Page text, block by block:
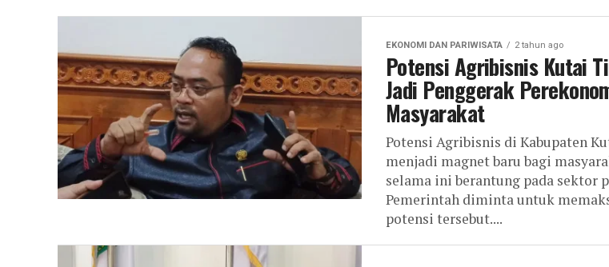
EKONOMI DAN PARIWISATA 2 tahun ago
Potensi Agribisnis Kutai
Jadi Penggerak
Masyarakat
Potensi Agribisnis di Kabupaten
menjadi magnet baru bagi
selama ini berantung pada sektor
Pemerintah diminta untuk
potensi tersebut....